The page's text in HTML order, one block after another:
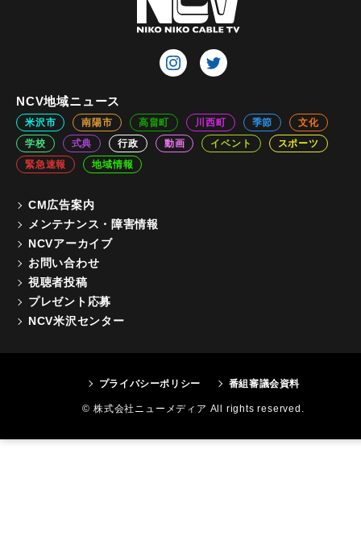
NCV地域ニュース
米沢市 南陽市 高畠町 川西町 季節
文化
学校
式典 行政 動画 イベント
スポーツ
緊急速報
地域情報
CM広告案内
メンテナンス・障害情報
NCVアーカイブ
お問い合わせ
視聴者投稿
プレゼント応募
NCV米沢センター
プライバシーポリシー 番組審議会資料
© 株式会社ニューメディア All rights reserved.